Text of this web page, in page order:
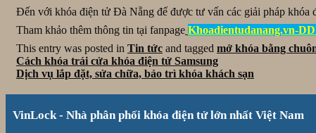
Đến với khóa điện tử Đà Nẵng để được tư vấn các giải pháp khóa
Tham khảo thêm thông tin tại fanpage Khoadientudanang.vn-
This entry was posted in Tin tức and tagged mở khóa bằng
Cách khóa trái cửa khóa điện tử Samsung
Dịch vụ lắp đặt, sửa chữa, bảo trì khóa khách sạn
VinLock - Nhà phân phối khóa điện tử lớn nhất Việt Nam